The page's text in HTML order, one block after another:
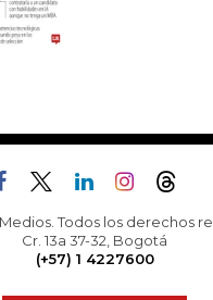
Todos los derechos
Cr. 13a 37-32, Bogotá
(+57) 1 4227600